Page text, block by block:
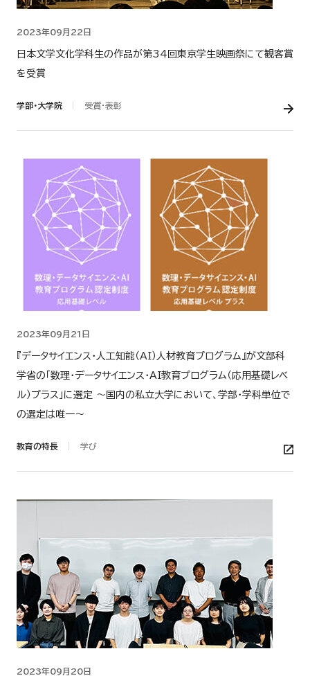
2023年09月22日
日本文学文化学科生の作品が第34回東京学生映画祭にて観客賞
を受賞
学部・大学院 受賞・表彰
2023年09月21日
『データサイエンス・人工知能（AI）人材教育プログラム』が文部科
学省の「数理・データサイエンス・AI教育プログラム（応用基礎レベ
ル）プラス」に選定 ～国内の私立大学において、学部・学科単位で
の選定は唯一～
教育の特長 学び
2023年09月20日